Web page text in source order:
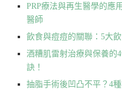
PRP療法與再生醫學的應
醫師
飲食與痘痘的關聯：5大
酒糟肌雷射治療與保養的
訣！
抽脂手術後凹凸不平？4